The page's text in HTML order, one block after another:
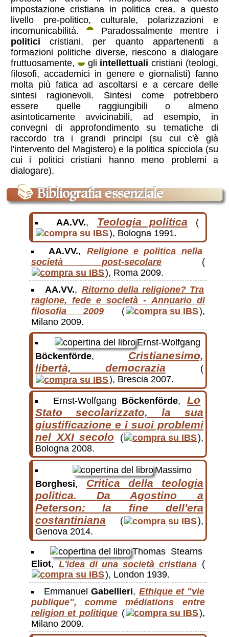
impostazione cristiana in politica crea, a questo
livello pre-politico, culturale, polarizzazioni e
incomunicabilità.
Paradossalmente mentre i
politici cristiani, per quanto appartenenti a
formazioni politiche diverse, riescono a dialogare
fruttuosamente,
gli intellettuali cristiani (teologi,
filosofi, accademici in genere e giornalisti) fanno
molta più fatica ad ascoltarsi e a cercare delle
sintesi ragionevoli. Sintesi come potrebbero
essere quelle raggiungibili o almeno
asintoticamente avvicinabili, ad esempio, in
convegni di approfondimento su tematiche di
raccordo tra i grandi principi (su cui c'è già
l'intervento del Magistero) e la politica spicciola (su
cui i politici cristiani hanno meno problemi a
dialogare).
📚 Bibliografia essenziale
AA.VV., Teologia politica
(
), Bologna 1991.
AA.VV., Religione e politica nella
società post-secolare
(
), Roma 2009.
AA.VV., Ritorno della religione? Tra
ragione, fede e società - Annuario di
filosofia 2009 (
),
Milano 2009.
Ernst-Wolfgang
Böckenförde,
Cristianesimo,
libertà, democrazia
(
), Brescia 2007.
Ernst-Wolfgang Böckenförde,
Lo
Stato secolarizzato, la sua
giustificazione e i suoi problemi
nel XXI secolo
(
),
Bologna 2008.
Massimo
Borghesi,
Critica della teologia
politica. Da Agostino a
Peterson: la fine dell'era
costantiniana
(
),
Genova 2014.
Thomas Stearns
Eliot, L'idea di una società cristiana (
), London 1939.
Emmanuel Gabellieri, Ethique et "vie
publique", comme médiations entre
religion et politique (
),
Milano 2009.